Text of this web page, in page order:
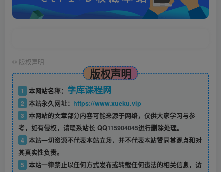
© 版权声明
版权声明
1 本网站名称： 学库课程网
2 本站永久网址： https://www.xueku.vip
3 本网站的文章部分内容可能来源于网络，仅供大家学习与参
考，如有侵权，请联系站长 QQ115904045进行删除处理。
4 本站一切资源不代表本站立场，并不代表本站赞同其观点和对
其真实性负责。
5 本站一律禁止以任何方式发布或转载任何违法的相关信息，访